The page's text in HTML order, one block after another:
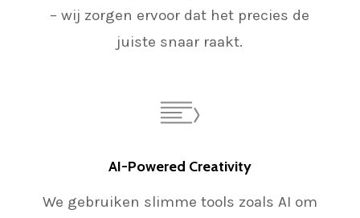
– wij zorgen ervoor dat het precies de
juiste snaar raakt.
AI-Powered Creativity
We gebruiken slimme tools zoals AI om